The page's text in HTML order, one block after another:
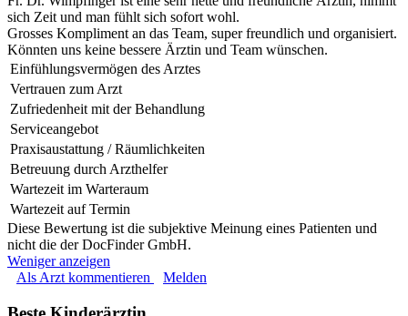
sich Zeit und man fühlt sich sofort wohl.
Grosses Kompliment an das Team, super freundlich und organisiert.
Könnten uns keine bessere Ärztin und Team wünschen.
Einfühlungsvermögen des Arztes
Vertrauen zum Arzt
Zufriedenheit mit der Behandlung
Serviceangebot
Praxisaustattung / Räumlichkeiten
Betreuung durch Arzthelfer
Wartezeit im Warteraum
Wartezeit auf Termin
Diese Bewertung ist die subjektive Meinung eines Patienten und
nicht die der DocFinder GmbH.
Weniger anzeigen
Als Arzt kommentieren
Melden